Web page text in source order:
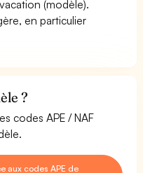
(modèle).
en particulier
?
codes APE / NAF
aux codes APE de